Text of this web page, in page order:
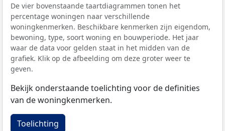
De vier bovenstaande taartdiagrammen tonen het
percentage woningen naar verschillende
woningkenmerken. Beschikbare kenmerken zijn eigendom,
bewoning, type, soort woning en bouwperiode. Het jaar
waar de data voor gelden staat in het midden van de
grafiek. Klik op de afbeelding om deze groter weer te
geven.
Bekijk onderstaande toelichting voor de definities
van de woningkenmerken.
Toelichting